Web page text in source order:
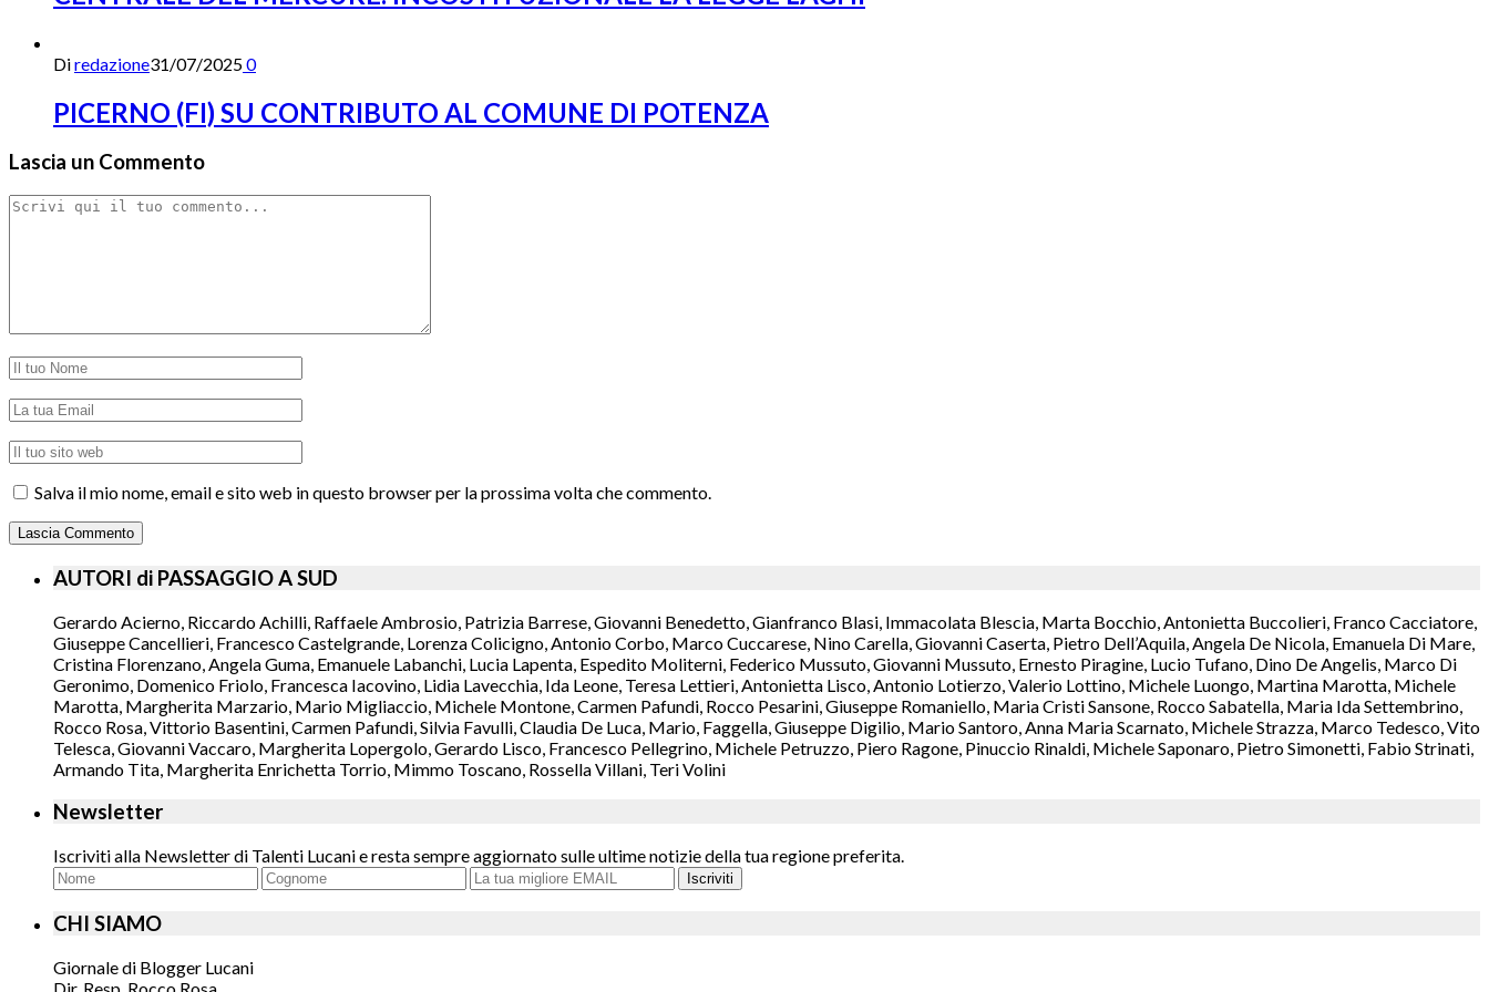
Diredazione31/07/20250
PICERNO (FI) SU CONTRIBUTO AL COMUNE DI POTENZA
Lascia un Commento
Salva il mio nome, email e sito web in questo browser per la prossima volta che commento.
AUTORI di PASSAGGIO A SUD
Gerardo Acierno, Riccardo Achilli, Raffaele Ambrosio, Patrizia Barrese, Giovanni Benedetto, Gianfranco Blasi, Immacolata Blescia, Marta Bocchio, Antonietta Buccolieri, Franco Cacciatore,
Giuseppe Cancellieri, Francesco Castelgrande, Lorenza Colicigno, Antonio Corbo, Marco Cuccarese, Nino Carella, Giovanni Caserta, Pietro Dell’Aquila, Angela De Nicola, Emanuela Di Mare,
Cristina Florenzano, Angela Guma, Emanuele Labanchi, Lucia Lapenta, Espedito Moliterni, Federico Mussuto, Giovanni Mussuto, Ernesto Piragine, Lucio Tufano, Dino De Angelis, Marco Di
Geronimo, Domenico Friolo, Francesca Iacovino, Lidia Lavecchia, Ida Leone, Teresa Lettieri, Antonietta Lisco, Antonio Lotierzo, Valerio Lottino, Michele Luongo, Martina Marotta, Michele
Marotta, Margherita Marzario, Mario Migliaccio, Michele Montone, Carmen Pafundi, Rocco Pesarini, Giuseppe Romaniello, Maria Cristi Sansone, Rocco Sabatella, Maria Ida Settembrino,
Rocco Rosa, Vittorio Basentini, Carmen Pafundi, Silvia Favulli, Claudia De Luca, Mario, Faggella, Giuseppe Digilio, Mario Santoro, Anna Maria Scarnato, Michele Strazza, Marco Tedesco, Vito
Telesca, Giovanni Vaccaro, Margherita Lopergolo, Gerardo Lisco, Francesco Pellegrino, Michele Petruzzo, Piero Ragone, Pinuccio Rinaldi, Michele Saponaro, Pietro Simonetti, Fabio Strinati,
Armando Tita, Margherita Enrichetta Torrio, Mimmo Toscano, Rossella Villani, Teri Volini
Newsletter
Iscriviti alla Newsletter di Talenti Lucani e resta sempre aggiornato sulle ultime notizie della tua regione preferita.
Iscriviti
CHI SIAMO
Giornale di Blogger Lucani
Dir. Resp. Rocco Rosa